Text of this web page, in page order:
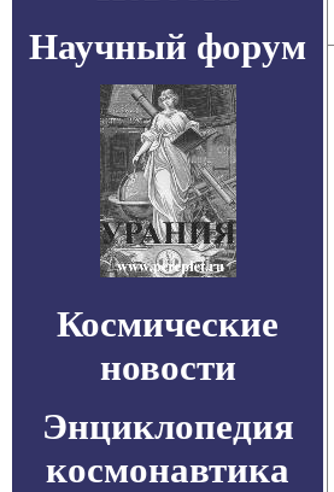
Научный форум
Космические
новости
Энциклопедия
космонавтика